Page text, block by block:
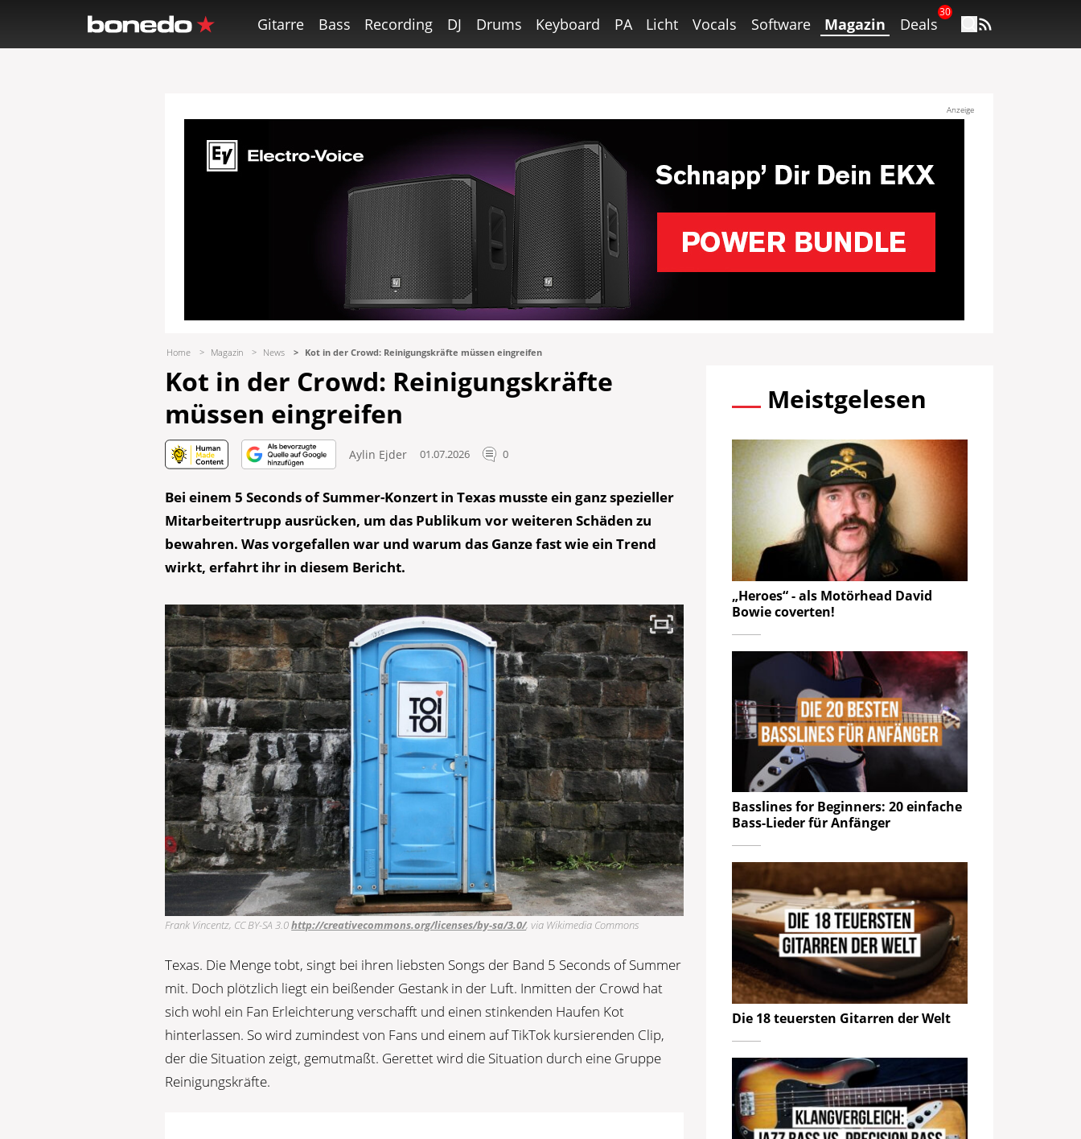
Gitarre Bass Recording DJ Drums Keyboard PA Licht Vocals Software Magazin Deals
30
Anzeige
Home Magazin News Kot in der Crowd: Reinigungskräfte müssen eingreifen
Kot in der Crowd: Reinigungskräfte
müssen eingreifen
Aylin Ejder 01.07.2026 0
Bei einem 5 Seconds of Summer-Konzert in Texas musste ein ganz spezieller
Mitarbeitertrupp ausrücken, um das Publikum vor weiteren Schäden zu
bewahren. Was vorgefallen war und warum das Ganze fast wie ein Trend
wirkt, erfahrt ihr in diesem Bericht.
Frank Vincentz, CC BY-SA 3.0http://creativecommons.org/licenses/by-sa/3.0/, via Wikimedia Commons
Texas. Die Menge tobt, singt bei ihren liebsten Songs der Band 5 Seconds of Summer
mit. Doch plötzlich liegt ein beißender Gestank in der Luft. Inmitten der Crowd hat
sich wohl ein Fan Erleichterung verschafft und einen stinkenden Haufen Kot
hinterlassen. So wird zumindest von Fans und einem auf TikTok kursierenden Clip,
der die Situation zeigt, gemutmaßt. Gerettet wird die Situation durch eine Gruppe
Reinigungskräfte.
Meistgelesen
„Heroes“ - als Motörhead David
Bowie coverten!
Basslines for Beginners: 20 einfache
Bass-Lieder für Anfänger
Die 18 teuersten Gitarren der Welt